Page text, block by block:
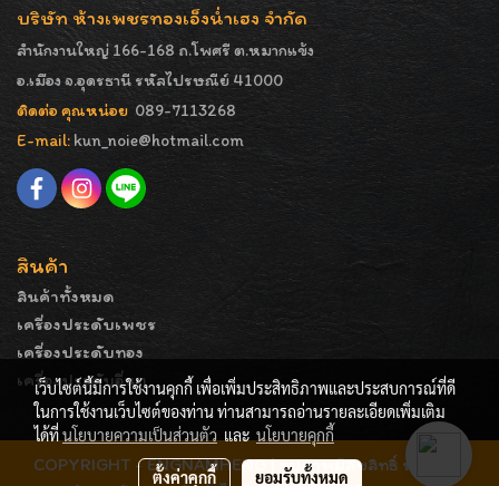
บริษัท ห้างเพชรทองเอ็งน่ำเฮง จำกัด
สำนักงานใหญ่ 166-168 ถ.โพศรี ต.หมากแข้ง
อ.เมือง จ.อุดรธานี รหัสไปรษณีย์ 41000
ติดต่อ คุณหน่อย 089-7113268
E-mail: kun_noie@hotmail.com
สินค้า
สินค้าทั้งหมด
เครื่องประดับเพชร
เครื่องประดับทอง
เครื่องประดับอื่นๆ
COPYRIGHT - ENGNAMHENG | รูปภาพมีลิขสิทธิ์ ห้ามมิให้
เว็บไซต์นี้มีการใช้งานคุกกี้ เพื่อเพิ่มประสิทธิภาพและประสบการณ์ที่ดี
ในการใช้งานเว็บไซต์ของท่าน ท่านสามารถอ่านรายละเอียดเพิ่มเติม
ได้ที่นโยบายความเป็นส่วนตัว และ นโยบายคุกกี้
ตั้งค่าคุกกี้ ยอมรับทั้งหมด